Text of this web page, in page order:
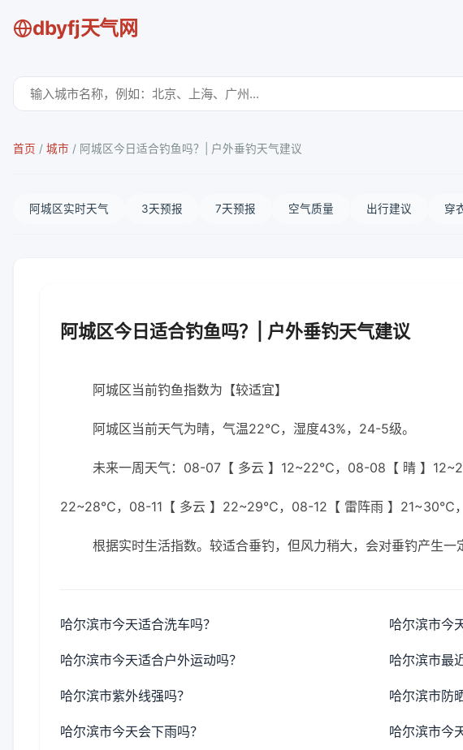
dbyfj天气网
首页 / 城市 / 阿城区今日适合钓鱼吗？| 户外垂钓天气建议
阿城区实时天气 3天预报 7天预报 空气质量 出行建议 穿
阿城区今日适合钓鱼吗？| 户外垂钓天气建议
阿城区当前钓鱼指数为【较适宜】
阿城区当前天气为晴，气温22℃，湿度43%，24-5级。
未来一周天气：08-07【 多云 】12~22℃，08-08【 晴 】
22~28℃，08-11【 多云 】22~29℃，08-12【 雷阵雨 】21~30℃
根据实时生活指数。较适合垂钓，但风力稍大，会对垂钓产生一
哈尔滨市今天适合洗车吗？ 哈尔滨市今
哈尔滨市今天适合户外运动吗？ 哈尔滨市最
哈尔滨市紫外线强吗？ 哈尔滨市防
哈尔滨市今天会下雨吗？ 哈尔滨市今